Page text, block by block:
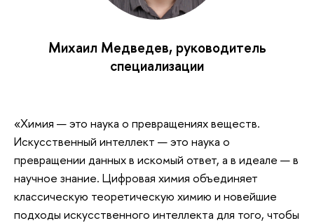
Михаил Медведев, руководитель
специализации
«Химия — это наука о превращениях веществ.
Искусственный интеллект — это наука о
превращении данных в искомый ответ, а в идеале — в
научное знание. Цифровая химия объединяет
классическую теоретическую химию и новейшие
подходы искусственного интеллекта для того, чтобы